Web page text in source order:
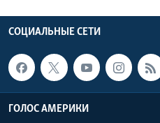
СОЦИАЛЬНЫЕ СЕТИ
ГОЛОС АМЕРИКИ